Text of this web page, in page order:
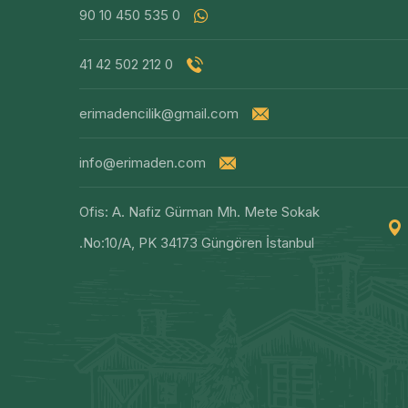
0 535 450 10 90
0 212 502 42 41
erimadencilik@gmail.com
info@erimaden.com
Ofis: A. Nafiz Gürman Mh. Mete Sokak
No:10/A, PK 34173 Güngören İstanbul.